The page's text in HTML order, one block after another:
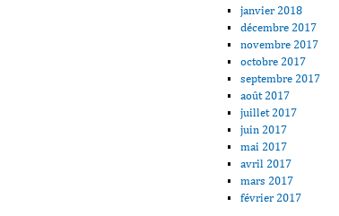
janvier 2018
décembre 2017
novembre 2017
octobre 2017
septembre 2017
août 2017
juillet 2017
juin 2017
mai 2017
avril 2017
mars 2017
février 2017